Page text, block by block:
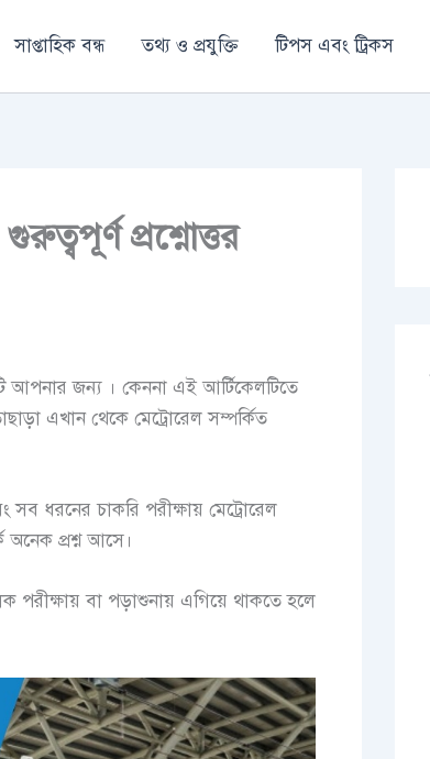
সাপ্তাহিক বন্ধ তথ্য ও প্রযুক্তি টিপস এবং ট্রিকস
প্রশ্নোত্তর
আপনার জন্য । কেননা এই আর্টিকেলটিতে
এখান থেকে মেট্রোরেল সম্পর্কিত
সব ধরনের চাকরি পরীক্ষায় মেট্রোরেল
অনেক প্রশ্ন আসে।
পরীক্ষায় বা পড়াশুনায় এগিয়ে থাকতে হলে